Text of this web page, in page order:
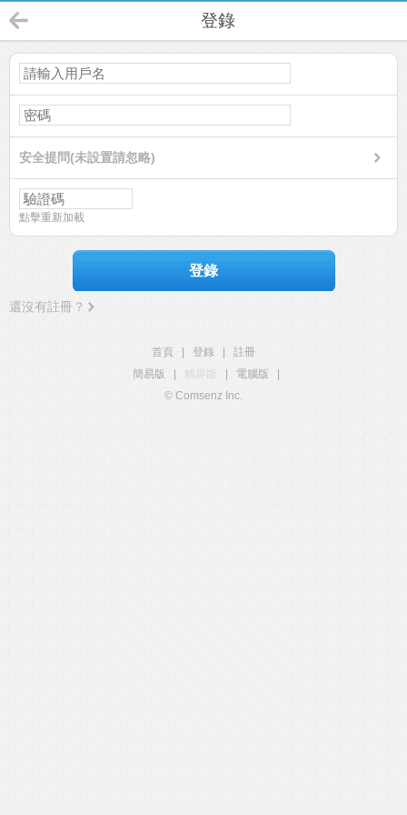
登錄
安全提問(未設置請忽略)
點擊重新加載
登錄
還沒有註冊？
首頁 登錄
註冊
簡易版
觸屏版 電腦版
© Comsenz Inc.